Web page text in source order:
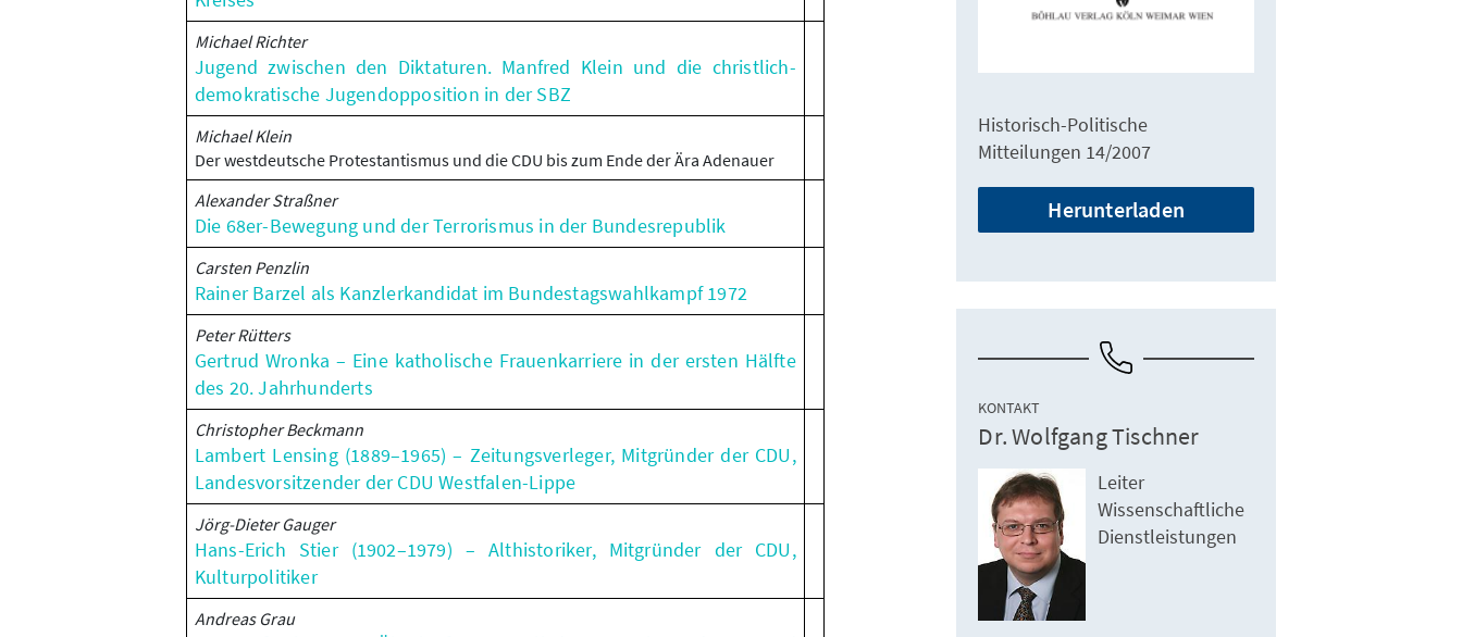
Michael Richter
Jugend zwischen den Diktaturen. Manfred Klein und die christlich-
demokratische Jugendopposition in der SBZ
Michael Klein
Der westdeutsche Protestantismus und die CDU bis zum Ende der Ära Adenauer
Alexander Straßner
Die 68er-Bewegung und der Terrorismus in der Bundesrepublik
Carsten Penzlin
Rainer Barzel als Kanzlerkandidat im Bundestagswahlkampf 1972
Peter Rütters
Gertrud Wronka – Eine katholische Frauenkarriere in der ersten Hälfte
des 20. Jahrhunderts
Christopher Beckmann
Lambert Lensing (1889–1965) – Zeitungsverleger, Mitgründer der CDU,
Landesvorsitzender der CDU Westfalen-Lippe
Jörg-Dieter Gauger
Hans-Erich Stier (1902–1979) – Althistoriker, Mitgründer der CDU,
Kulturpolitiker
Andreas Grau
Historisch-Politische
Mitteilungen 14/2007
Herunterladen
KONTAKT
Dr. Wolfgang Tischner
Leiter
Wissenschaftliche
Dienstleistungen